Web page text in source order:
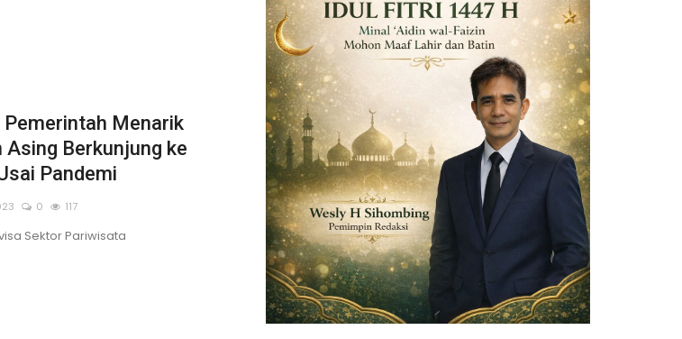
Pemerintah Menarik
Asing Berkunjung ke
Pandemi
0 117
Sektor Pariwisata